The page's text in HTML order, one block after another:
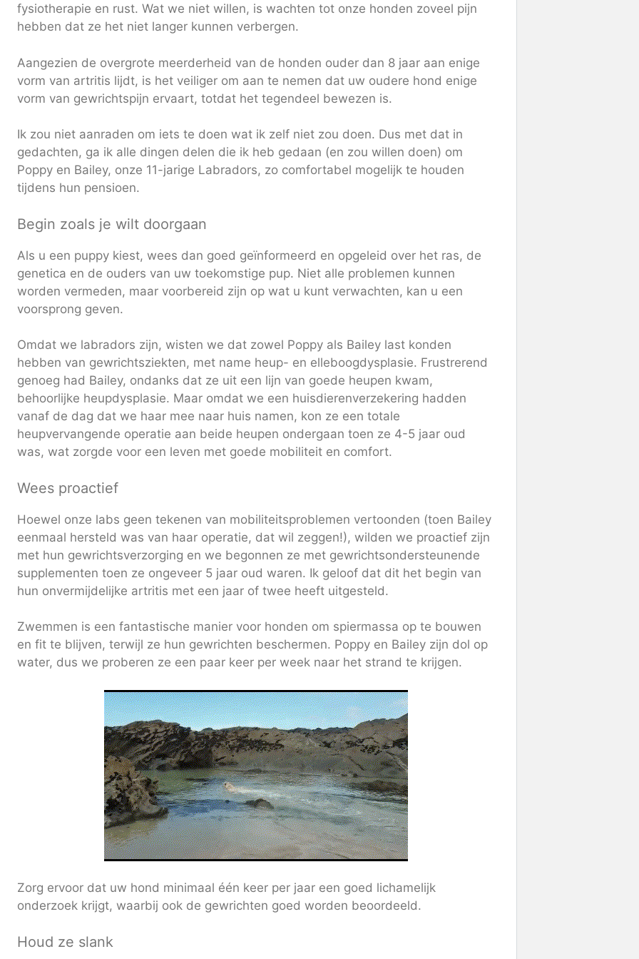
fysiotherapie en rust. Wat we niet willen, is wachten tot onze honden zoveel pijn
hebben dat ze het niet langer kunnen verbergen.
Aangezien de overgrote meerderheid van de honden ouder dan 8 jaar aan enige
vorm van artritis lijdt, is het veiliger om aan te nemen dat uw oudere hond enige
vorm van gewrichtspijn ervaart, totdat het tegendeel bewezen is.
Ik zou niet aanraden om iets te doen wat ik zelf niet zou doen. Dus met dat in
gedachten, ga ik alle dingen delen die ik heb gedaan (en zou willen doen) om
Poppy en Bailey, onze 11-jarige Labradors, zo comfortabel mogelijk te houden
tijdens hun pensioen.
Begin zoals je wilt doorgaan
Als u een puppy kiest, wees dan goed geïnformeerd en opgeleid over het ras, de
genetica en de ouders van uw toekomstige pup. Niet alle problemen kunnen
worden vermeden, maar voorbereid zijn op wat u kunt verwachten, kan u een
voorsprong geven.
Omdat we labradors zijn, wisten we dat zowel Poppy als Bailey last konden
hebben van gewrichtsziekten, met name heup- en elleboogdysplasie. Frustrerend
genoeg had Bailey, ondanks dat ze uit een lijn van goede heupen kwam,
behoorlijke heupdysplasie. Maar omdat we een huisdierenverzekering hadden
vanaf de dag dat we haar mee naar huis namen, kon ze een totale
heupvervangende operatie aan beide heupen ondergaan toen ze 4-5 jaar oud
was, wat zorgde voor een leven met goede mobiliteit en comfort.
Wees proactief
Hoewel onze labs geen tekenen van mobiliteitsproblemen vertoonden (toen Bailey
eenmaal hersteld was van haar operatie, dat wil zeggen!), wilden we proactief zijn
met hun gewrichtsverzorging en we begonnen ze met gewrichtsondersteunende
supplementen toen ze ongeveer 5 jaar oud waren. Ik geloof dat dit het begin van
hun onvermijdelijke artritis met een jaar of twee heeft uitgesteld.
Zwemmen is een fantastische manier voor honden om spiermassa op te bouwen
en fit te blijven, terwijl ze hun gewrichten beschermen. Poppy en Bailey zijn dol op
water, dus we proberen ze een paar keer per week naar het strand te krijgen.
Zorg ervoor dat uw hond minimaal één keer per jaar een goed lichamelijk
onderzoek krijgt, waarbij ook de gewrichten goed worden beoordeeld.
Houd ze slank